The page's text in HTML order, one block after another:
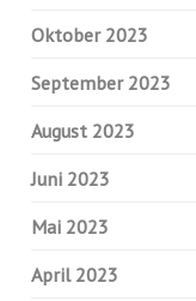
Oktober 2023
September 2023
August 2023
Juni 2023
Mai 2023
April 2023